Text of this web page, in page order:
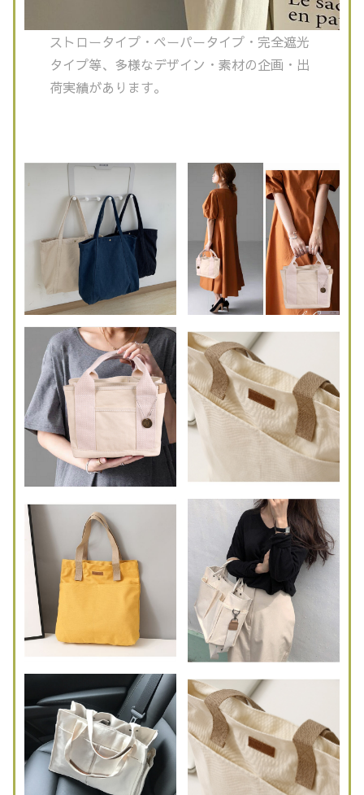
ストロータイプ・ペーパータイプ・完全遮光
タイプ等、多様なデザイン・素材の企画・出
荷実績があります。